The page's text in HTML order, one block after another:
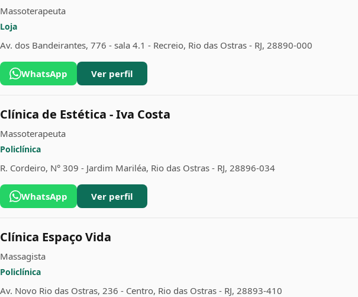
Massoterapeuta
Loja
Av. dos Bandeirantes, 776 - sala 4.1 - Recreio, Rio das Ostras - RJ, 28890-000
WhatsApp Ver perfil
Clínica de Estética - Iva Costa
Massoterapeuta
Policlínica
R. Cordeiro, N° 309 - Jardim Mariléa, Rio das Ostras - RJ, 28896-034
WhatsApp Ver perfil
Clínica Espaço Vida
Massagista
Policlínica
Av. Novo Rio das Ostras, 236 - Centro, Rio das Ostras - RJ, 28893-410